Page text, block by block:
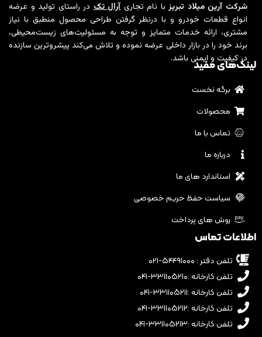
شرکت آرین میلاد تبریزبا نام تجاریآرال تکدر راستای تولید و عرضه
انواع قطعات خودرو و با درنظر گرفتن طراحی محصول منطبق با نیاز
مشتری، ارائه خدمات متمایز و توجه به مسئولیت‌های زیست‌محیطی،
برند خود را در بازار داخلی عرضه نموده و تلاش می‌کند پیشروترین سازنده
در کیفیت و ایمنی باشد.
لینک‌های مفید
برگه نخست
محصولات
تماس با ما
درباره ما
استاندارد های ما
سیاست حفظ حریم خصوصی
روش های پرداخت
اطلاعات تماس
تلفن دفتر : ۵۴۴۹۱۰۰۰-۰۲۱
تلفن کارخانه :۳۳۱۱۰۵۲۱۰-۰۴۱
تلفن کارخانه :۳۳۱۱۰۵۲۱۱-۰۴۱
تلفن کارخانه :۳۳۱۱۰۵۲۱۲-۰۴۱
تلفن کارخانه :۳۳۱۱۰۵۲۱۳-۰۴۱